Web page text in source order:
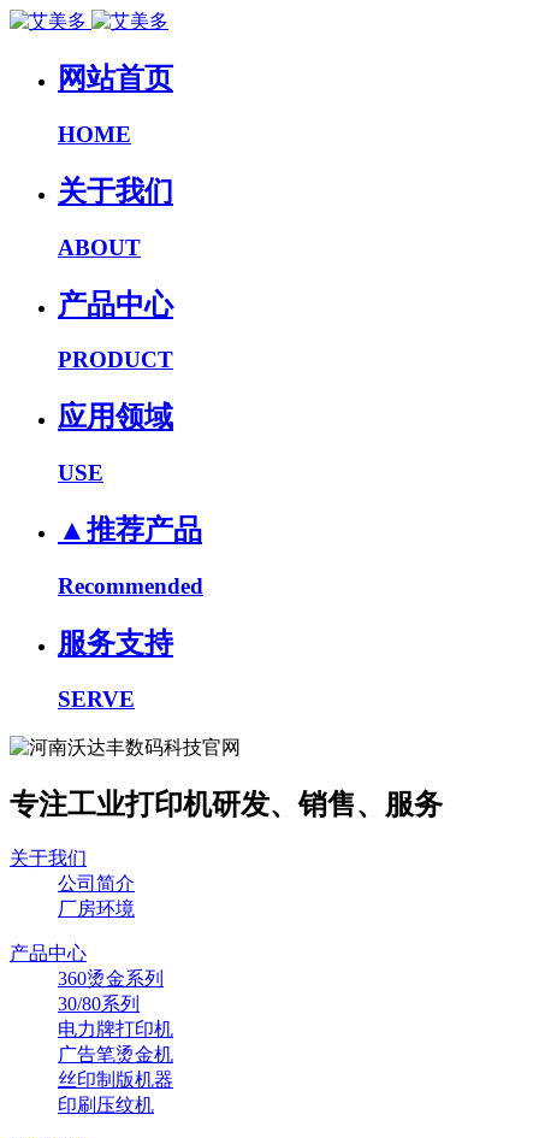
网站首页
HOME
关于我们
ABOUT
产品中心
PRODUCT
应用领域
USE
▲推荐产品
Recommended
服务支持
SERVE
专注工业打印机研发、销售、服务
关于我们
公司简介
厂房环境
产品中心
360烫金系列
30/80系列
电力牌打印机
广告笔烫金机
丝印制版机器
印刷压纹机